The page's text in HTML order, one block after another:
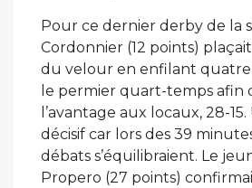
Pour ce dernier derby de la
Cordonnier (12 points)
du velour en enfilant quatre
le permier quart-temps afin
l’avantage aux locaux, 28-
décisif car lors des 39
débats s’équilibraient. Le
Propero (27 points)